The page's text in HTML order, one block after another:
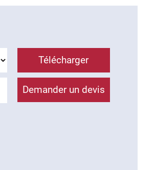
Télécharger
Demander un devis